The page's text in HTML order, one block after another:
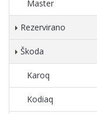
Master
Rezervirano
Škoda
Karoq
Kodiaq